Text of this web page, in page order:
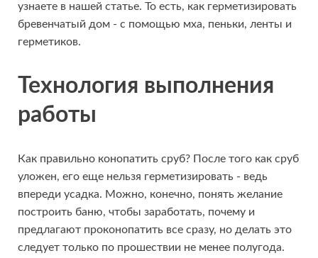
узнаете в нашей статье. То есть, как герметизировать
бревенчатый дом - с помощью мха, пеньки, ленты и
герметиков.
Технология выполнения
работы
Как правильно конопатить сруб? После того как сруб
уложен, его еще нельзя герметизировать - ведь
впереди усадка. Можно, конечно, понять желание
построить баню, чтобы заработать, почему и
предлагают проконопатить все сразу, но делать это
следует только по прошествии не менее полугода.